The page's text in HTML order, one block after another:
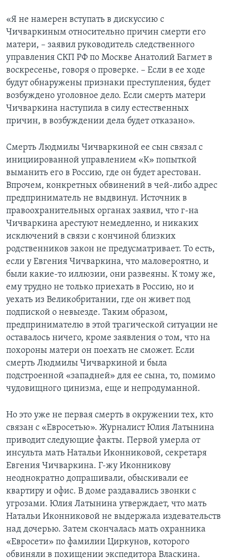
«Я не намерен вступать в дискуссию с
Чичваркиным относительно причин смерти его
матери, – заявил руководитель следственного
управления СКП РФ по Москве Анатолий Багмет в
воскресенье, говоря о проверке. – Если в ее ходе
будут обнаружены признаки преступления, будет
возбуждено уголовное дело. Если смерть матери
Чичваркина наступила в силу естественных
причин, в возбуждении дела будет отказано».
Смерть Людмилы Чичваркиной ее сын связал с
инициированной управлением «К» попыткой
выманить его в Россию, где он будет арестован.
Впрочем, конкретных обвинений в чей-либо адрес
предприниматель не выдвинул. Источник в
правоохранительных органах заявил, что г-на
Чичваркина арестуют немедленно, и никаких
исключений в связи с кончиной близких
родственников закон не предусматривает. То есть,
если у Евгения Чичваркина, что маловероятно, и
были какие-то иллюзии, они развеяны. К тому же,
ему трудно не только приехать в Россию, но и
уехать из Великобритании, где он живет под
подпиской о невыезде. Таким образом,
предпринимателю в этой трагической ситуации не
оставалось ничего, кроме заявления о том, что на
похороны матери он поехать не сможет. Если
смерть Людмилы Чичваркиной и была
подстроенной «западней» для ее сына, то, помимо
чудовищного цинизма, еще и непродуманной.
Но это уже не первая смерть в окружении тех, кто
связан с «Евросетью». Журналист Юлия Латынина
приводит следующие факты. Первой умерла от
инсульта мать Натальи Иконниковой, секретаря
Евгения Чичваркина. Г-жу Иконникову
неоднократно допрашивали, обыскивали ее
квартиру и офис. В доме раздавались звонки с
угрозами. Юлия Латынина утверждает, что мать
Натальи Иконниковой не выдержала издевательств
над дочерью. Затем скончалась мать охранника
«Евросети» по фамилии Циркунов, которого
обвиняли в похищении экспедитора Власкина.